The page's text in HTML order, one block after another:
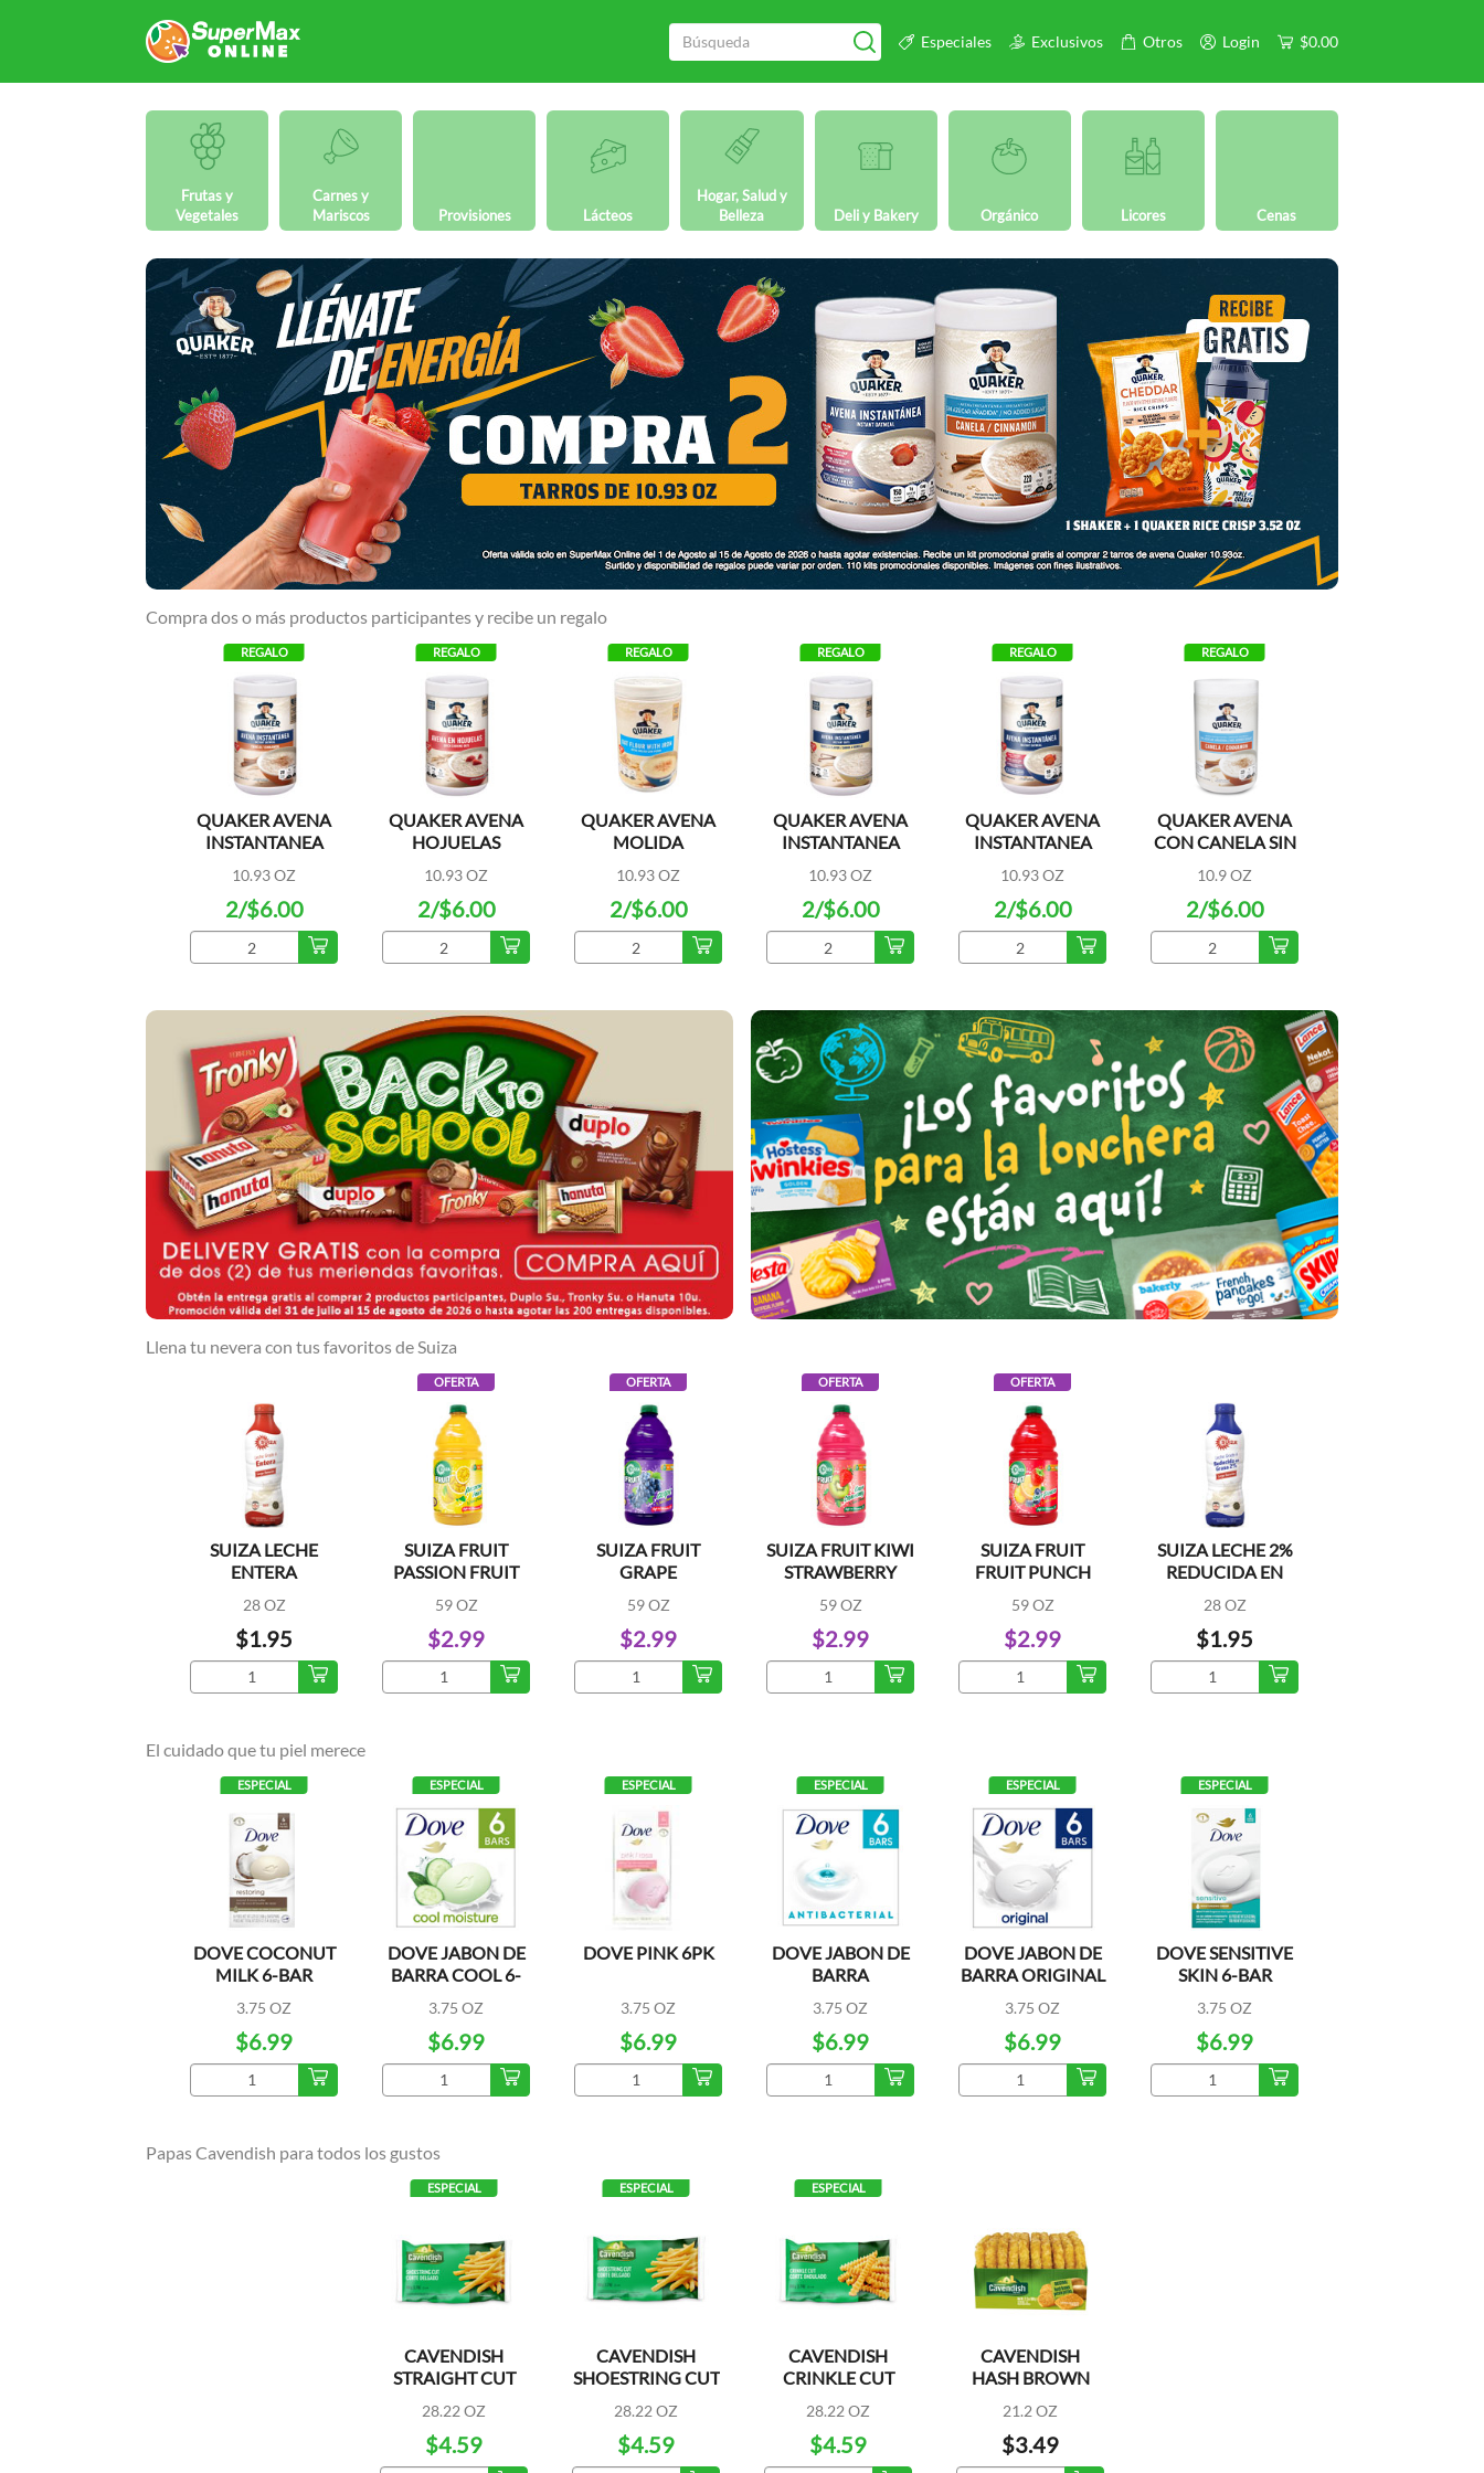
Especiales Exclusivos Otros Login $0.00
Frutas y
Vegetales
Carnes y
Mariscos
Provisiones Lácteos
Hogar, Salud y
Belleza
Deli y Bakery Orgánico Licores Cenas
Compra dos o más productos participantes y recibe un regalo
REGALO
QUAKER AVENA
INSTANTANEA
10.93 OZ
2/$6.00
REGALO
QUAKER AVENA
HOJUELAS
OATS
10.93 OZ
2/$6.00
REGALO
QUAKER AVENA
MOLIDA
10.93 OZ
2/$6.00
REGALO
QUAKER AVENA
INSTANTANEA
10.93 OZ
2/$6.00
REGALO
QUAKER AVENA
INSTANTANEA
10.93 OZ
2/$6.00
REGALO
QUAKER AVENA
CON CANELA SIN
10.9 OZ
2/$6.00
Llena tu nevera con tus favoritos de Suiza
SUIZA LECHE
ENTERA
28 OZ
$1.95
OFERTA
SUIZA FRUIT
PASSION FRUIT
59 OZ
$2.99
OFERTA
SUIZA FRUIT
GRAPE
59 OZ
$2.99
OFERTA
SUIZA FRUIT KIWI
STRAWBERRY
59 OZ
$2.99
OFERTA
SUIZA FRUIT
FRUIT PUNCH
59 OZ
$2.99
SUIZA LECHE 2%
REDUCIDA EN
28 OZ
$1.95
El cuidado que tu piel merece
ESPECIAL
DOVE COCONUT
MILK 6-BAR
3.75 OZ
$6.99
ESPECIAL
DOVE JABON DE
BARRA COOL 6-
3.75 OZ
$6.99
ESPECIAL
DOVE PINK 6PK
3.75 OZ
$6.99
ESPECIAL
DOVE JABON DE
BARRA
6PK
3.75 OZ
$6.99
ESPECIAL
DOVE JABON DE
BARRA ORIGINAL
3.75 OZ
$6.99
ESPECIAL
DOVE SENSITIVE
SKIN 6-BAR
3.75 OZ
$6.99
Papas Cavendish para todos los gustos
ESPECIAL
CAVENDISH
STRAIGHT CUT
28.22 OZ
$4.59
ESPECIAL
CAVENDISH
SHOESTRING CUT
28.22 OZ
$4.59
ESPECIAL
CAVENDISH
CRINKLE CUT
28.22 OZ
$4.59
CAVENDISH
HASH BROWN
21.2 OZ
$3.49